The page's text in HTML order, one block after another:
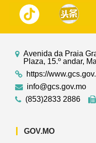
Avenida da Praia
Plaza, 15.º andar,
https://
info@gcs.gov.mo
(853)2833 2886
GOV.MO